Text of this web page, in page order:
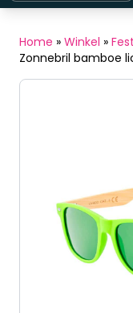
Home » Winkel »
Zonnebril bamboe